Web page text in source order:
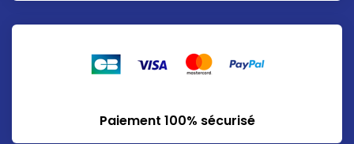
Paiement 100% sécurisé